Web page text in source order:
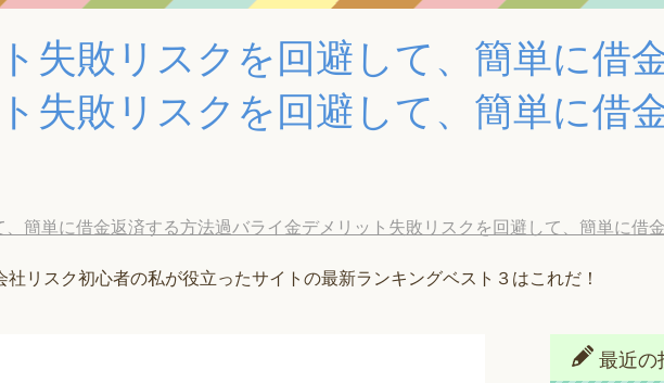
失敗リスクを回避して、簡単に借
失敗リスクを回避して、簡単に借
簡単に借金返済する方法過バライ金デメリット失敗リスクを回避して、簡単に借
社リスク初心者の私が役立ったサイトの最新ランキングベスト３はこれだ！
最近の